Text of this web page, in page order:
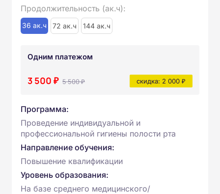
Продолжительность (ак.ч):
36 ак.ч 72 ак.ч 144 ак.ч
Одним платежом
3 500 ₽ 5 500 ₽ скидка: 2 000 ₽
Программа:
Проведение индивидуальной и
профессиональной гигиены полости рта
Направление обучения:
Повышение квалификации
Уровень образования:
На базе среднего медицинского/